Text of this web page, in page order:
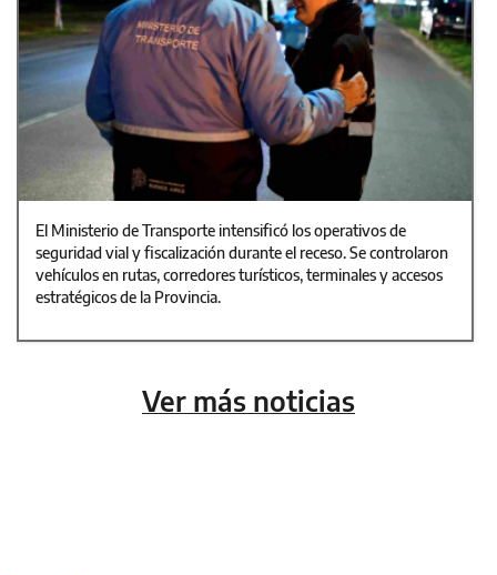
El Ministerio de Transporte intensificó los operativos de
seguridad vial y fiscalización durante el receso. Se controlaron
vehículos en rutas, corredores turísticos, terminales y accesos
estratégicos de la Provincia.
Ver más noticias